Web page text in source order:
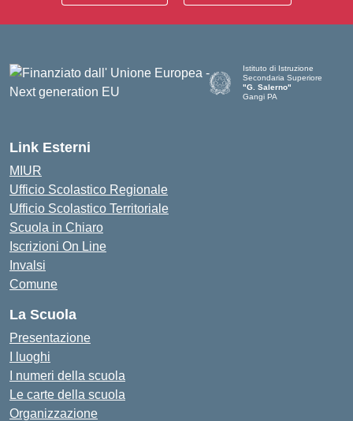
Istituto di Istruzione
Secondaria Superiore
"G. Salerno"
Gangi PA
Link Esterni
MIUR
Ufficio Scolastico Regionale
Ufficio Scolastico Territoriale
Scuola in Chiaro
Iscrizioni On Line
Invalsi
Comune
La Scuola
Presentazione
I luoghi
I numeri della scuola
Le carte della scuola
Organizzazione